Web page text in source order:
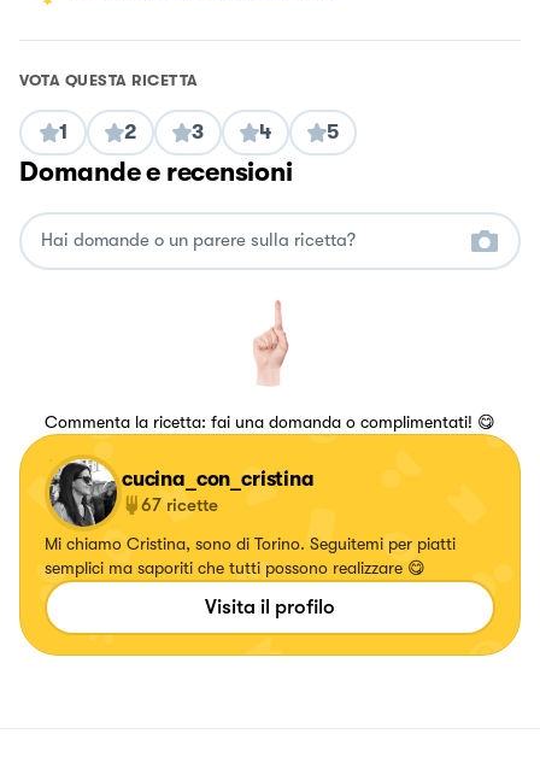
VOTA QUESTA RICETTA
1 2 3 4 5
Domande e recensioni
Commenta la ricetta: fai una domanda o complimentati! 😋
cucina_con_cristina
67 ricette
Mi chiamo Cristina, sono di Torino. Seguitemi per piatti
semplici ma saporiti che tutti possono realizzare 😋
Visita il profilo